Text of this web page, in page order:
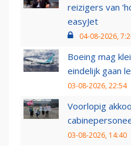
reizigers van
easyJet
04-08-2026,
Boeing mag
eindelijk gaan
03-08-2026, 22:54
Voorlopig
03-08-2026, 14:40